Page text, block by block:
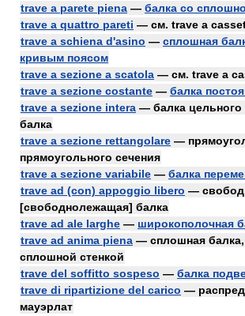
trave a parete piena — балка со
trave a quattro pareti — см. trave a
trave a schiena d'asino — сплошная
кривым поясом
trave a sezione a scatola — см. trave a
trave a sezione costante — балка
trave a sezione intera — балка цельного
балка
trave a sezione rettangolare —
прямоугольного сечения
trave a sezione variabile — балка
trave ad (con) appoggio libero —
[свободнолежащая] балка
trave ad ale larghe — широкополочная
trave ad anima piena — сплошная балка,
сплошной стенкой
trave del soffitto sospeso — балка
trave di ripartizione del carico —
мауэрлат